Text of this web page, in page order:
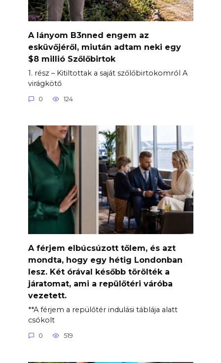
A lányom B3nned engem az
esküvőjéről, miután adtam neki egy
$8 millió Szőlőbirtok
1. rész – Kitiltottak a saját szőlőbirtokomról A
virágkötő
0 124
A férjem elbúcsúzott tőlem, és azt
mondta, hogy egy hétig Londonban
lesz. Két órával később törölték a
járatomat, ami a repülőtéri váróba
vezetett.
**A férjem a repülőtér indulási táblája alatt
csókolt
0 519